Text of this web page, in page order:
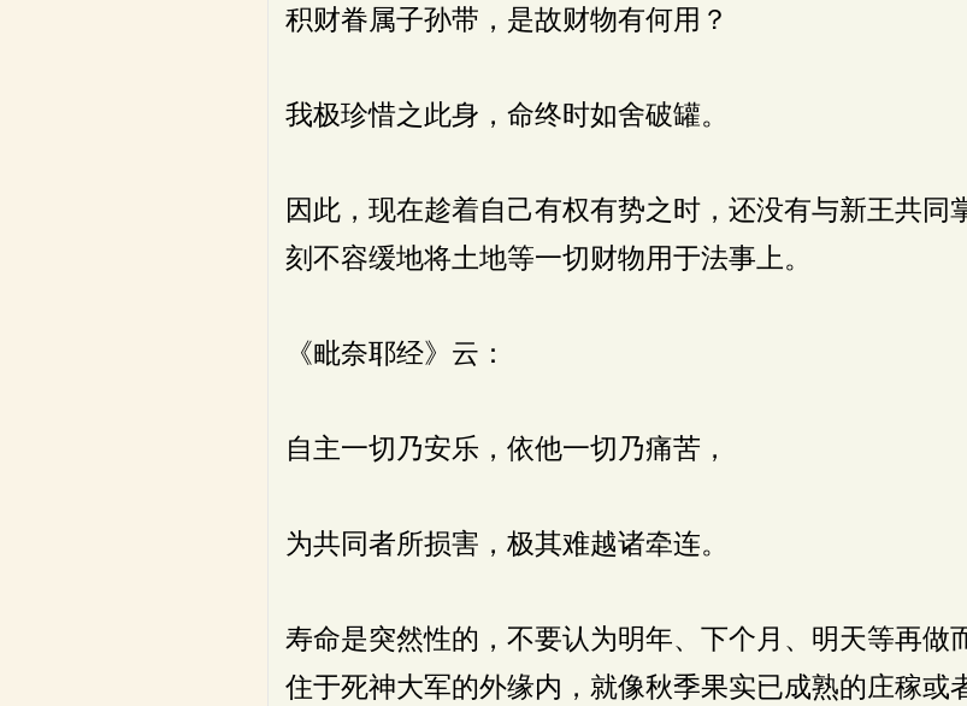
积财眷属子孙带，是故财物有何用？
我极珍惜之此身，命终时如舍破罐。
因此，现在趁着自己有权有势之时，还没有与新王共同
刻不容缓地将土地等一切财物用于法事上。
《毗奈耶经》云：
自主一切乃安乐，依他一切乃痛苦，
为共同者所损害，极其难越诸牵连。
寿命是突然性的，不要认为明年、下个月、明天等再做
住于死神大军的外缘内，就像秋季果实已成熟的庄稼或